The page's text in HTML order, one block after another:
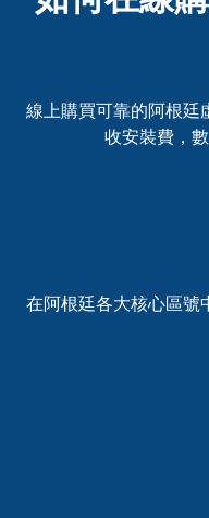
線上購買可靠的阿根廷
收安裝費，
在阿根廷各大核心區號